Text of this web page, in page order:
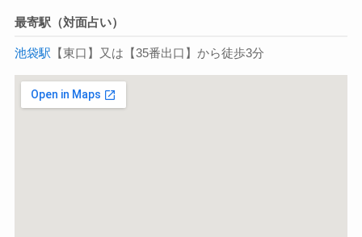
最寄駅（対面占い）
池袋駅 【東口】又は【35番出口】から徒歩3分